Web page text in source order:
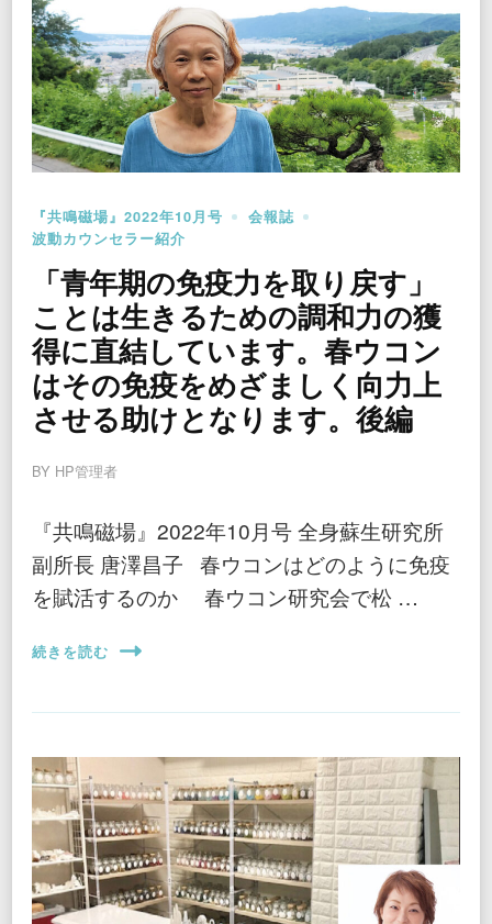
『共鳴磁場』2022年10月号
会報誌
波動カウンセラー紹介
「青年期の免疫力を取り戻す」
ことは生きるための調和力の獲
得に直結しています。春ウコン
はその免疫をめざましく向力上
させる助けとなります。後編
BY HP管理者
『共鳴磁場』2022年10月号 全身蘇生研究所
副所長 唐澤昌子 春ウコンはどのように免疫
を賦活するのか 春ウコン研究会で松 …
続きを読む